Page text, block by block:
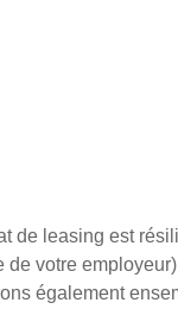
de leasing est
votre
également